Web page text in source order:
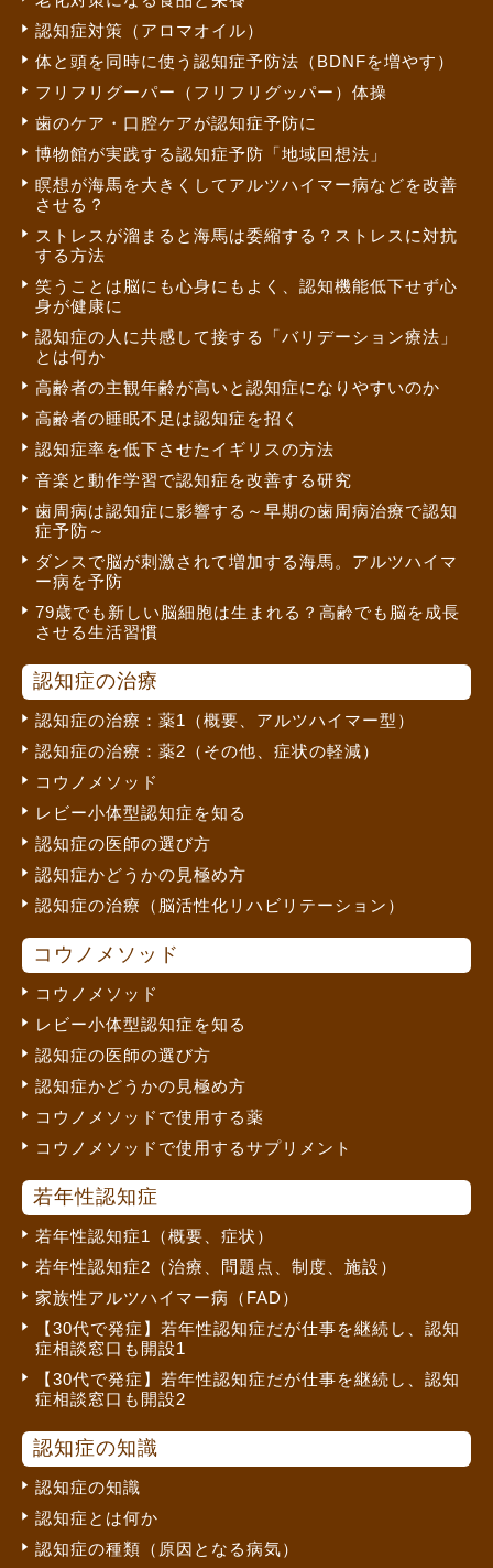
認知症対策（アロマオイル）
体と頭を同時に使う認知症予防法（BDNFを増やす）
フリフリグーパー（フリフリグッパー）体操
歯のケア・口腔ケアが認知症予防に
博物館が実践する認知症予防「地域回想法」
瞑想が海馬を大きくしてアルツハイマー病などを改善
させる？
ストレスが溜まると海馬は委縮する？ストレスに対抗
する方法
笑うことは脳にも心身にもよく、認知機能低下せず心
身が健康に
認知症の人に共感して接する「バリデーション療法」
とは何か
高齢者の主観年齢が高いと認知症になりやすいのか
高齢者の睡眠不足は認知症を招く
認知症率を低下させたイギリスの方法
音楽と動作学習で認知症を改善する研究
歯周病は認知症に影響する～早期の歯周病治療で認知
症予防～
ダンスで脳が刺激されて増加する海馬。アルツハイマ
ー病を予防
79歳でも新しい脳細胞は生まれる？高齢でも脳を成長
させる生活習慣
認知症の治療
認知症の治療：薬1（概要、アルツハイマー型）
認知症の治療：薬2（その他、症状の軽減）
コウノメソッド
レビー小体型認知症を知る
認知症の医師の選び方
認知症かどうかの見極め方
認知症の治療（脳活性化リハビリテーション）
コウノメソッド
コウノメソッド
レビー小体型認知症を知る
認知症の医師の選び方
認知症かどうかの見極め方
コウノメソッドで使用する薬
コウノメソッドで使用するサプリメント
若年性認知症
若年性認知症1（概要、症状）
若年性認知症2（治療、問題点、制度、施設）
家族性アルツハイマー病（FAD）
【30代で発症】若年性認知症だが仕事を継続し、認知
症相談窓口も開設1
【30代で発症】若年性認知症だが仕事を継続し、認知
症相談窓口も開設2
認知症の知識
認知症の知識
認知症とは何か
認知症の種類（原因となる病気）